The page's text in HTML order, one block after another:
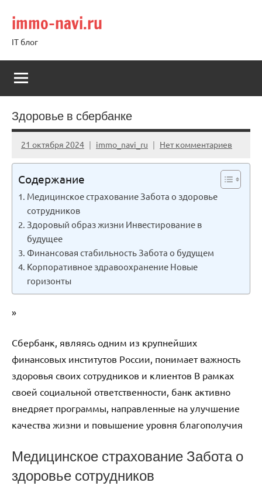
содержимому
immo-navi.ru
IT блог
Здоровье в сбербанке
21 октября 2024 immo_navi_ru Нет комментариев
Содержание
Медицинское страхование Забота о здоровье
сотрудников
Здоровый образ жизни Инвестирование в
будущее
Финансовая стабильность Забота о будущем
Корпоративное здравоохранение Новые
горизонты
»
Сбербанк, являясь одним из крупнейших
финансовых институтов России, понимает важность
здоровья своих сотрудников и клиентов В рамках
своей социальной ответственности, банк активно
внедряет программы, направленные на улучшение
качества жизни и повышение уровня благополучия
Медицинское страхование Забота о
здоровье сотрудников